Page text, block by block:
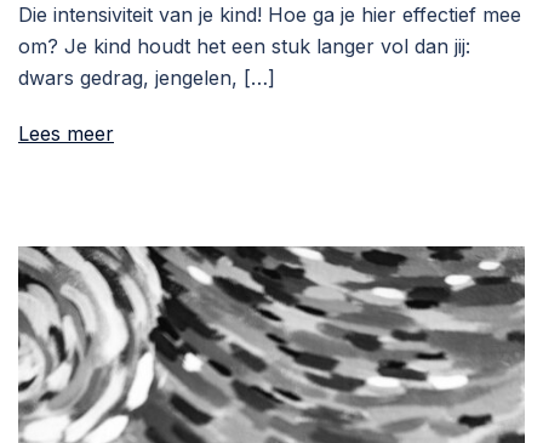
Die intensiviteit van je kind! Hoe ga je hier effectief mee
om? Je kind houdt het een stuk langer vol dan jij:
dwars gedrag, jengelen, […]
Lees meer